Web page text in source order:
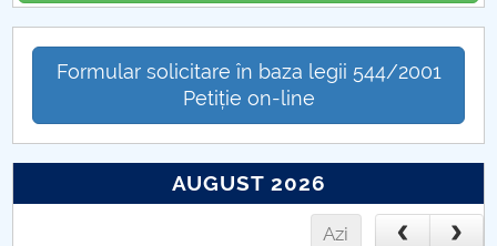
Formular solicitare în baza legii 544/2001
Petiție on-line
AUGUST 2026
Azi